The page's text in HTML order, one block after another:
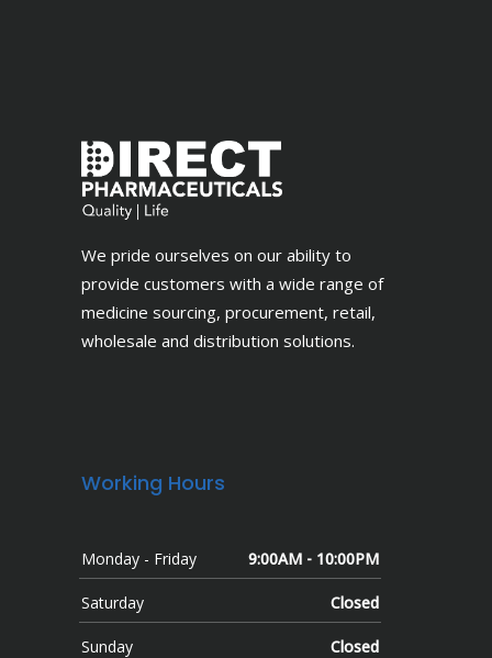
We pride ourselves on our ability to
provide customers with a wide range of
medicine sourcing, procurement, retail,
wholesale and distribution solutions.
Working Hours
Monday - Friday 9:00AM - 10:00PM
Saturday Closed
Sunday Closed